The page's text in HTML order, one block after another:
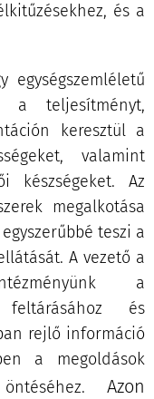
és a
a teljesítményt,
keresztül a
valamint
készségeket. Az
megalkotása
teszi a
A vezető a
a
és
rejlő információ
a megoldások
Azon